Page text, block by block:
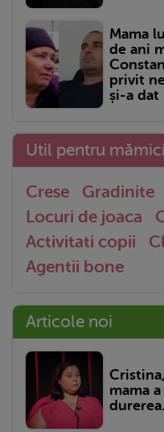
Mama
de ani
privit
și-a dat
Util pentru mămici
Crese Gradinite
Locuri de joaca
Activitati copii
Agentii bone
Articole noi
mama